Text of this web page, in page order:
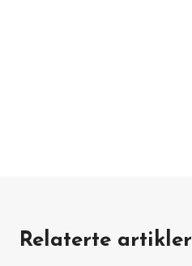
Relaterte artikler